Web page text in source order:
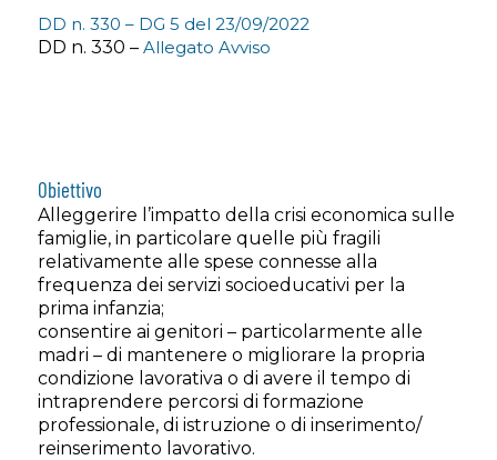
DD n. 330 – DG 5 del 23/09/2022
DD n. 330 – Allegato Avviso
Obiettivo
Alleggerire l’impatto della crisi economica sulle
famiglie, in particolare quelle più fragili
relativamente alle spese connesse alla
frequenza dei servizi socioeducativi per la
prima infanzia;
consentire ai genitori – particolarmente alle
madri – di mantenere o migliorare la propria
condizione lavorativa o di avere il tempo di
intraprendere percorsi di formazione
professionale, di istruzione o di inserimento/
reinserimento lavorativo.